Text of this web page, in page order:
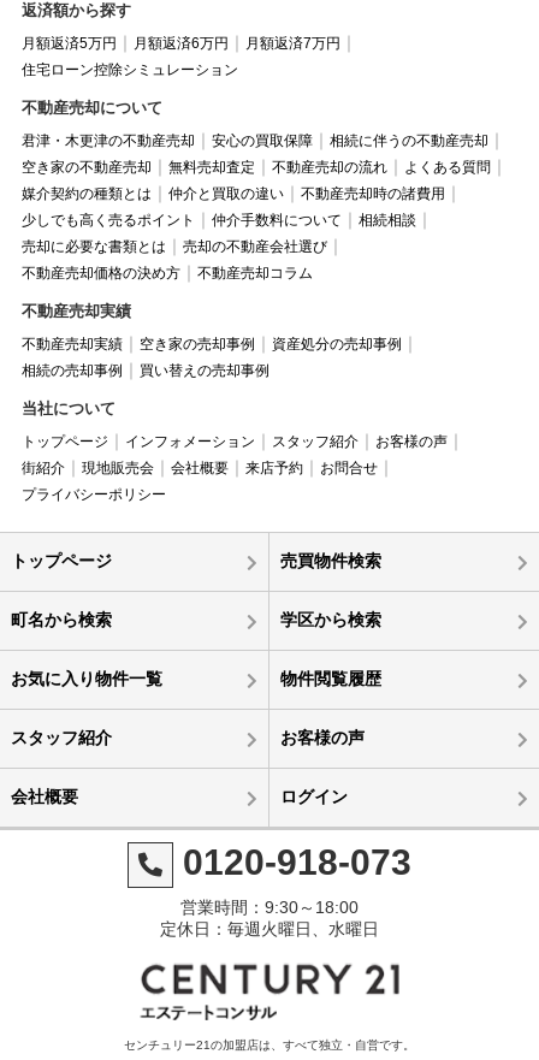
返済額から探す
月額返済5万円 月額返済6万円
月額返済7万円
住宅ローン控除シミュレーション
不動産売却について
君津・木更津の不動産売却 安心の買取保障
相続に伴うの不動産売却
空き家の不動産売却
無料売却査定 不動産売却の流れ
よくある質問
媒介契約の種類とは
仲介と買取の違い
不動産売却時の諸費用
少しでも高く売るポイント
仲介手数料について
相続相談
売却に必要な書類とは
売却の不動産会社選び
不動産売却価格の決め方
不動産売却コラム
不動産売却実績
不動産売却実績 空き家の売却事例
資産処分の売却事例
相続の売却事例
買い替えの売却事例
当社について
トップページ インフォメーション スタッフ紹介
お客様の声
街紹介
現地販売会 会社概要 来店予約
お問合せ
プライバシーポリシー
トップページ 売買物件検索
町名から検索 学区から検索
お気に入り物件一覧 物件閲覧履歴
スタッフ紹介 お客様の声
会社概要 ログイン
0120-918-073
営業時間：9:30～18:00
定休日：毎週火曜日、水曜日
センチュリー21の加盟店は、すべて独立・自営です。